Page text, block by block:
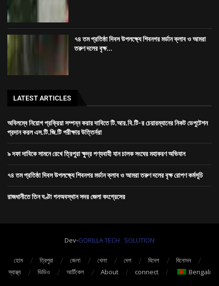
৭৪ তম প্রতিষ্ঠা দিবস উপলক্ষ্যে শিবনগর মর্ডান ক্লাব ও আমরা
তরুণ দলের বৃক্ষ...
LATEST ARTICLES
অবিলম্বে নিয়োগ প্রক্রিয়া সম্পন্ন করার দাবিতে টি.আর.বি.টি-র চেয়ারম্যানের নিকট ডেপুটেশন
প্রদান করল এস.টি.জি.টি পরীক্ষায় উত্তির্নরা
৯ দফা দাবিকে সামনে রেখে ত্রিপুরা ক্ষুদ্র পণ্যবাহী যান চালক সংঘের মহাকরণ অভিযান
৭৪ তম প্রতিষ্ঠা দিবস উপলক্ষ্যে শিবনগর মর্ডান ক্লাব ও আমরা তরুণ দলের বৃক্ষ রোপণ কর্মসূচি
রাজধানীতে তিন ঘণ্টা গনঅবস্থান সদর জেলা কংগ্রেসের
Dev-GORILLA TECH SOLUTION
হোম ত্রিপুরা জেলা খেলা দেশ বিদেশ
বিনোদন
স্বাস্থ্য
ভিডিও আর্টিকেল About connect Bengali